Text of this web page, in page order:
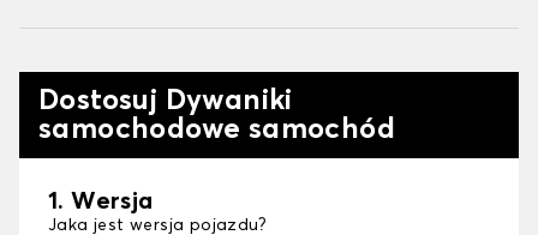
Dostosuj Dywaniki
samochodowe samochód
1. Wersja
Jaka jest wersja pojazdu?